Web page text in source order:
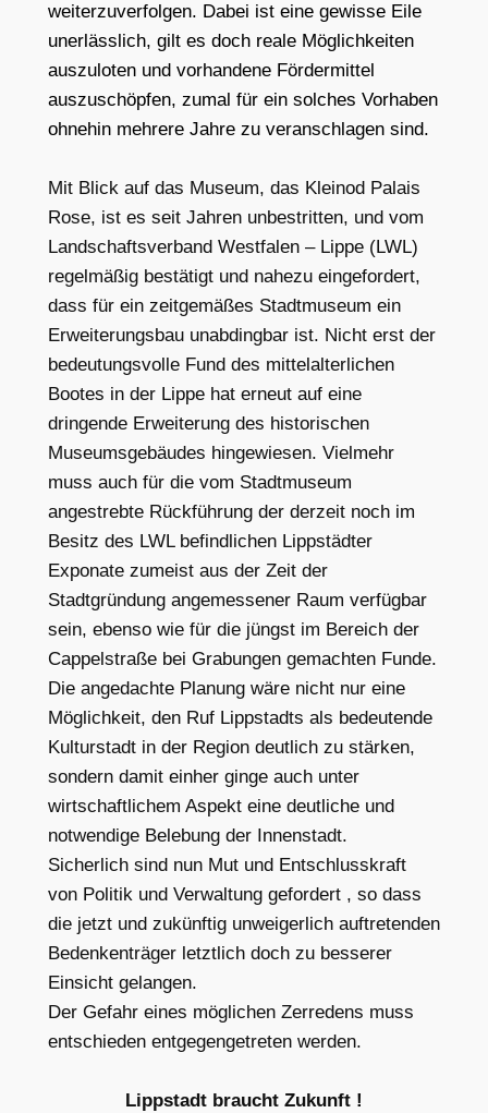
weiterzuverfolgen. Dabei ist eine gewisse Eile
unerlässlich, gilt es doch reale Möglichkeiten
auszuloten und vorhandene Fördermittel
auszuschöpfen, zumal für ein solches Vorhaben
ohnehin mehrere Jahre zu veranschlagen sind.
Mit Blick auf das Museum, das Kleinod Palais
Rose, ist es seit Jahren unbestritten, und vom
Landschaftsverband Westfalen – Lippe (LWL)
regelmäßig bestätigt und nahezu eingefordert,
dass für ein zeitgemäßes Stadtmuseum ein
Erweiterungsbau unabdingbar ist. Nicht erst der
bedeutungsvolle Fund des mittelalterlichen
Bootes in der Lippe hat erneut auf eine
dringende Erweiterung des historischen
Museumsgebäudes hingewiesen. Vielmehr
muss auch für die vom Stadtmuseum
angestrebte Rückführung der derzeit noch im
Besitz des LWL befindlichen Lippstädter
Exponate zumeist aus der Zeit der
Stadtgründung angemessener Raum verfügbar
sein, ebenso wie für die jüngst im Bereich der
Cappelstraße bei Grabungen gemachten Funde.
Die angedachte Planung wäre nicht nur eine
Möglichkeit, den Ruf Lippstadts als bedeutende
Kulturstadt in der Region deutlich zu stärken,
sondern damit einher ginge auch unter
wirtschaftlichem Aspekt eine deutliche und
notwendige Belebung der Innenstadt.
Sicherlich sind nun Mut und Entschlusskraft
von Politik und Verwaltung gefordert , so dass
die jetzt und zukünftig unweigerlich auftretenden
Bedenkenträger letztlich doch zu besserer
Einsicht gelangen.
Der Gefahr eines möglichen Zerredens muss
entschieden entgegengetreten werden.
Lippstadt braucht Zukunft !